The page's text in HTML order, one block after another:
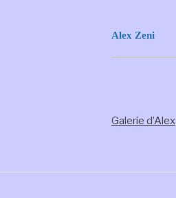
Alex Zeni
Galerie d’Alex